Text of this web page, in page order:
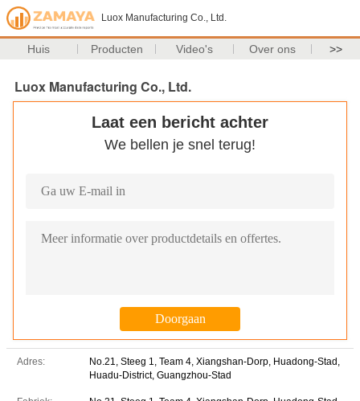
Luox Manufacturing Co., Ltd.
Huis Producten Video's Over ons >>
Luox Manufacturing Co., Ltd.
Laat een bericht achter
We bellen je snel terug!
Adres:
No.21, Steeg 1, Team 4, Xiangshan-Dorp, Huadong-Stad,
Huadu-District, Guangzhou-Stad